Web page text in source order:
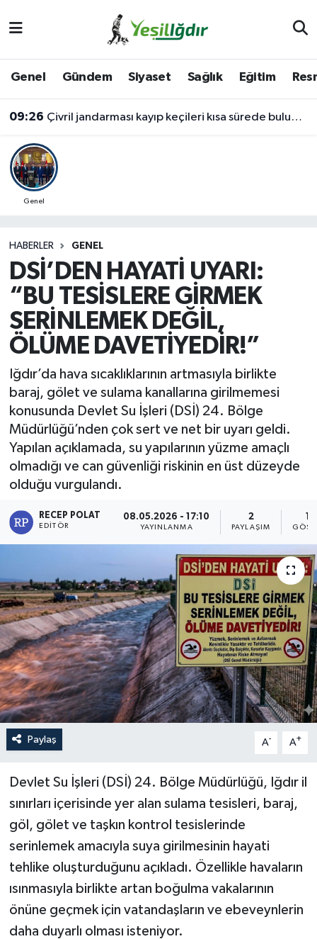
Genel Gündem Siyaset Sağlık Eğitim
09:26 Çivril jandarması kayıp keçileri kısa sürede bulundu
Genel
HABERLER GENEL
DSİ’DEN HAYATİ UYARI:
“BU TESİSLERE GİRMEK
SERİNLEMEK DEĞİL,
ÖLÜME DAVETİYEDİR!”
Iğdır’da hava sıcaklıklarının artmasıyla birlikte
baraj, gölet ve sulama kanallarına girilmemesi
konusunda Devlet Su İşleri (DSİ) 24. Bölge
Müdürlüğü’nden çok sert ve net bir uyarı geldi.
Yapılan açıklamada, su yapılarının yüzme amaçlı
olmadığı ve can güvenliği riskinin en üst düzeyde
olduğu vurgulandı.
RECEP POLAT
EDITÖR
08.05.2026 - 17:10
YAYINLANMA
2
PAYLAŞIM
Paylaş A- A+
Devlet Su İşleri (DSİ) 24. Bölge Müdürlüğü, Iğdır il
sınırları içerisinde yer alan sulama tesisleri, baraj,
göl, gölet ve taşkın kontrol tesislerinde
serinlemek amacıyla suya girilmesinin hayati
tehlike oluşturduğunu açıkladı. Özellikle havaların
ısınmasıyla birlikte artan boğulma vakalarının
önüne geçmek için vatandaşların ve ebeveynlerin
daha duyarlı olması isteniyor.
İğdir Namaz Vakitleri
Iğdır Trafik Yoğunluk Haritası
Süper Lig Puan Durumu ve Fikstür
Son Dakika Haberleri
Haber Arşivi